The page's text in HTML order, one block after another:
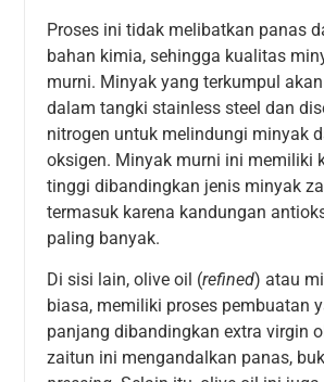
Proses ini tidak melibatkan panas
bahan kimia, sehingga kualitas
murni. Minyak yang terkumpul
dalam tangki stainless steel dan
nitrogen untuk melindungi minyak
oksigen. Minyak murni ini memiliki
tinggi dibandingkan jenis minyak
termasuk karena kandungan
paling banyak.
Di sisi lain, olive oil (refined) atau
biasa, memiliki proses pembuatan
panjang dibandingkan extra virgin
zaitun ini mengandalkan panas,